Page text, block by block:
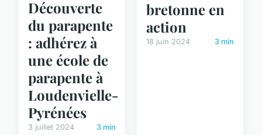
Découverte
du parapente
: adhérez à
une école de
parapente à
Loudenvielle-
Pyrénées
3 juillet 2024 3 min
bretonne en
action
18 juin 2024 3 min